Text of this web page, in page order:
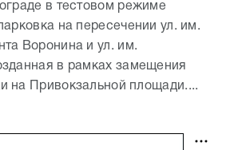
в тестовом режиме
на пересечении ул. им.
Воронина и ул. им.
в рамках замещения
на Привокзальной площади....